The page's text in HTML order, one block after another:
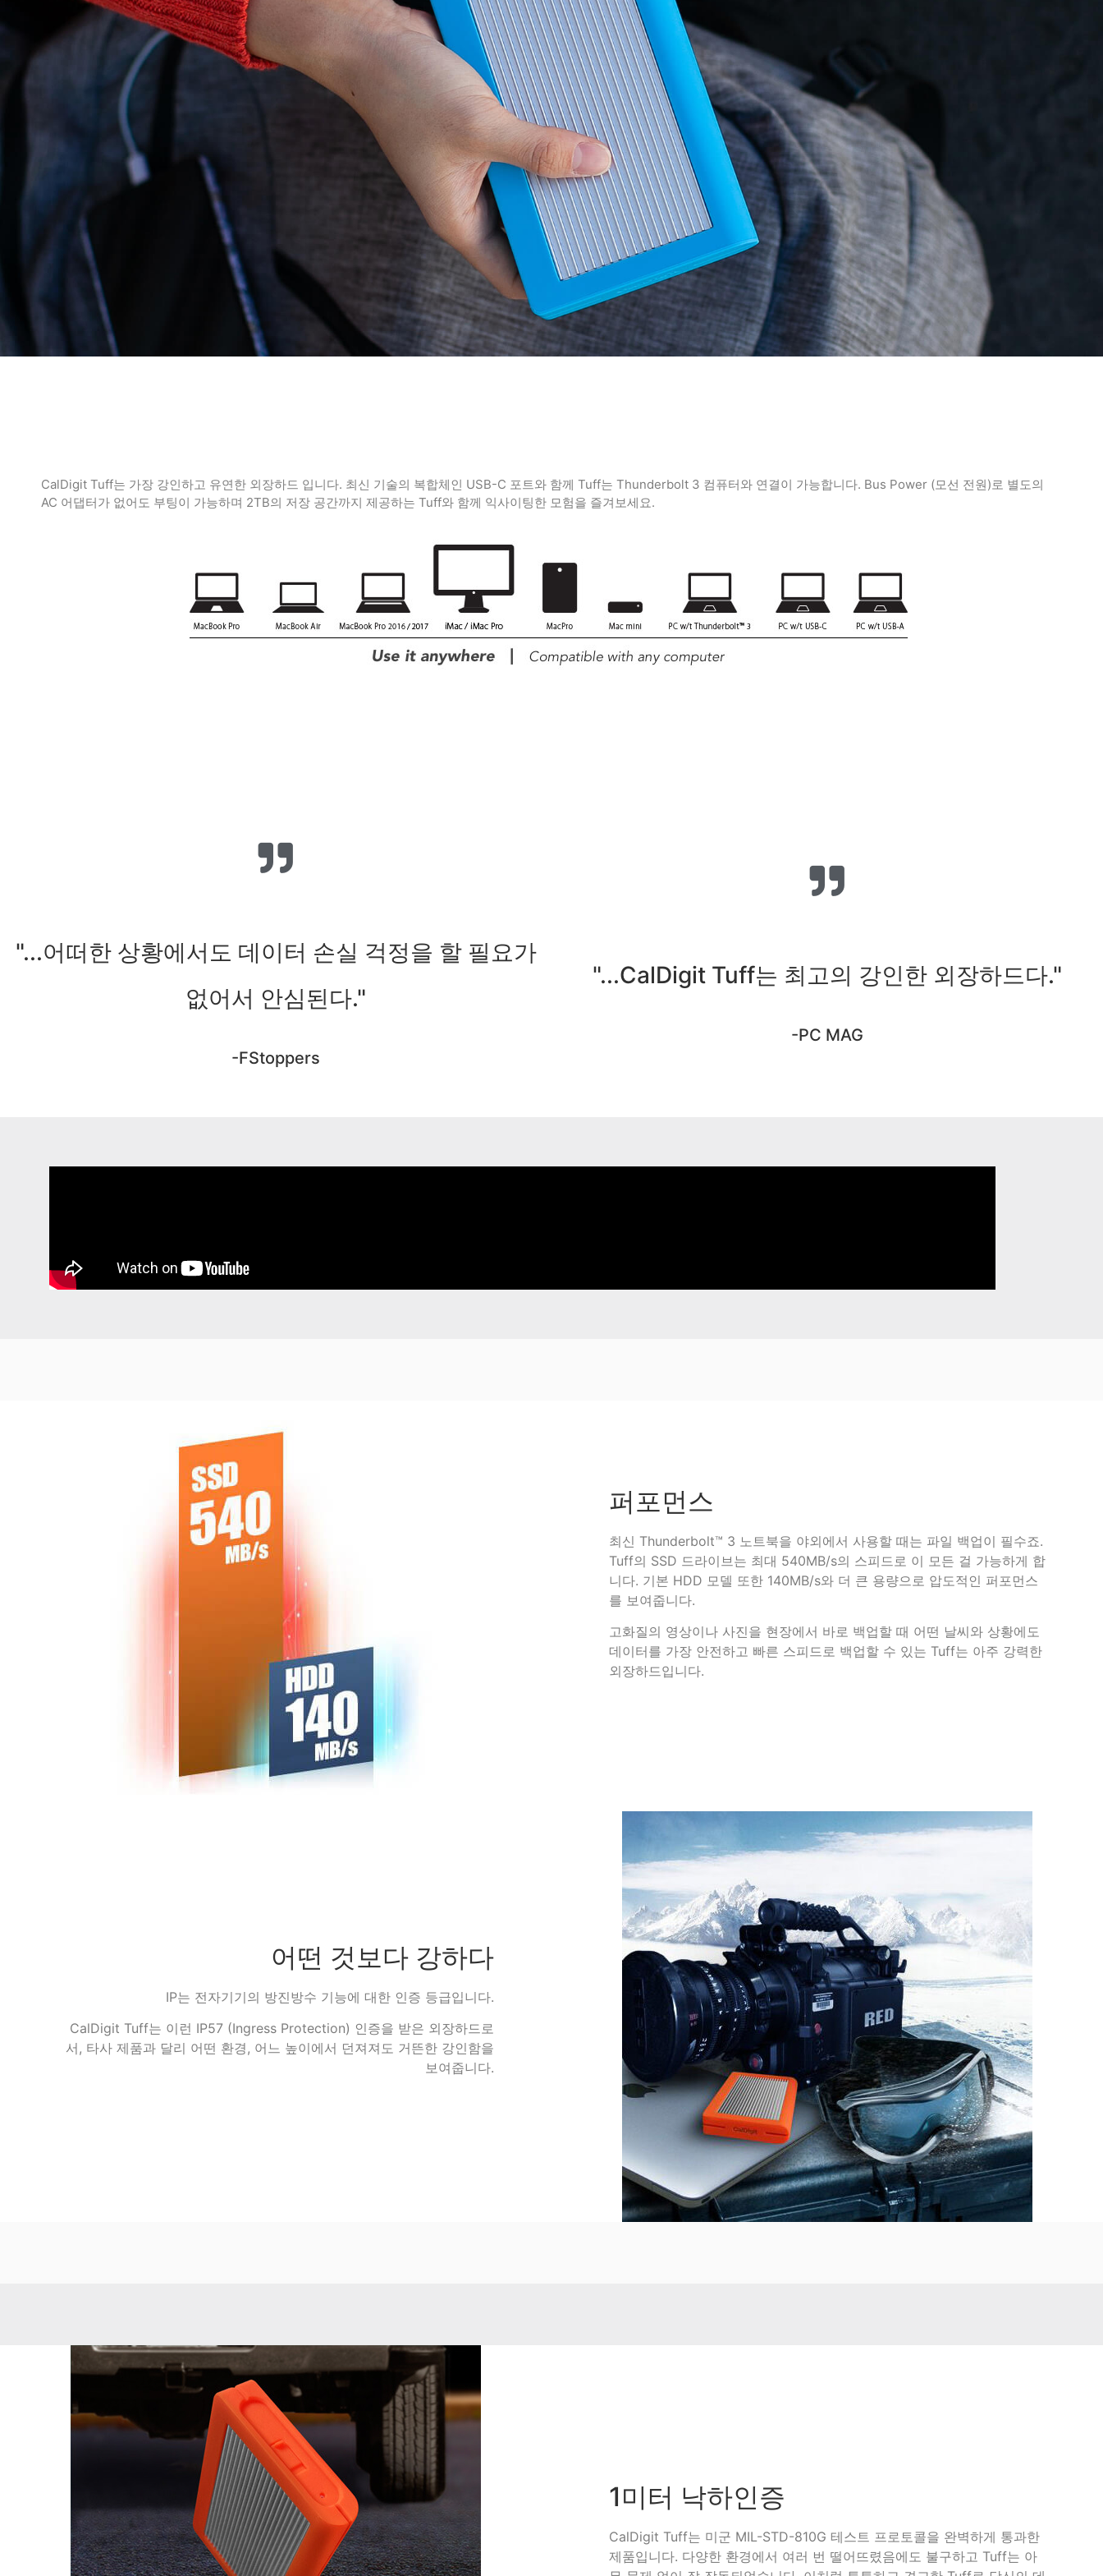
CalDigit Tuff는 가장 강인하고 유연한 외장하드 입니다. 최신 기술의 복합체인 USB-C 포트와 함께 Tuff는 Thunderbolt 3 컴퓨터와 연결이 가능합니다. Bus Power (모선 전원)로 별도의
AC 어댑터가 없어도 부팅이 가능하며 2TB의 저장 공간까지 제공하는 Tuff와 함께 익사이팅한 모험을 즐겨보세요.
"...어떠한 상황에서도 데이터 손실 걱정을 할 필요가
없어서 안심된다."
-FStoppers
"...CalDigit Tuff는 최고의 강인한 외장하드다."
-PC MAG
퍼포먼스
최신 Thunderbolt™ 3 노트북을 야외에서 사용할 때는 파일 백업이 필수죠.
Tuff의 SSD 드라이브는 최대 540MB/s의 스피드로 이 모든 걸 가능하게 합
니다. 기본 HDD 모델 또한 140MB/s와 더 큰 용량으로 압도적인 퍼포먼스
를 보여줍니다.
고화질의 영상이나 사진을 현장에서 바로 백업할 때 어떤 날씨와 상황에도
데이터를 가장 안전하고 빠른 스피드로 백업할 수 있는 Tuff는 아주 강력한
외장하드입니다.
어떤 것보다 강하다
IP는 전자기기의 방진방수 기능에 대한 인증 등급입니다.
CalDigit Tuff는 이런 IP57 (Ingress Protection) 인증을 받은 외장하드로
서, 타사 제품과 달리 어떤 환경, 어느 높이에서 던져져도 거뜬한 강인함을
보여줍니다.
1미터 낙하인증
CalDigit Tuff는 미군 MIL-STD-810G 테스트 프로토콜을 완벽하게 통과한
제품입니다. 다양한 환경에서 여러 번 떨어뜨렸음에도 불구하고 Tuff는 아